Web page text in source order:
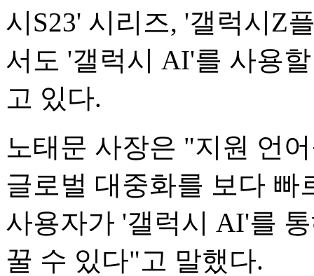
시S23' 시리즈, '갤럭시Z
서도 '갤럭시 AI'를 사용
고 있다.
노태문 사장은 "지원 언
글로벌 대중화를 보다
사용자가 '갤럭시 AI'를
꿀 수 있다"고 말했다.